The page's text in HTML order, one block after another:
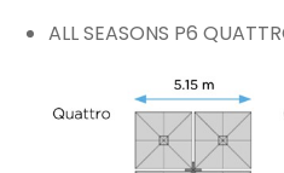
ALL SEASONS P6